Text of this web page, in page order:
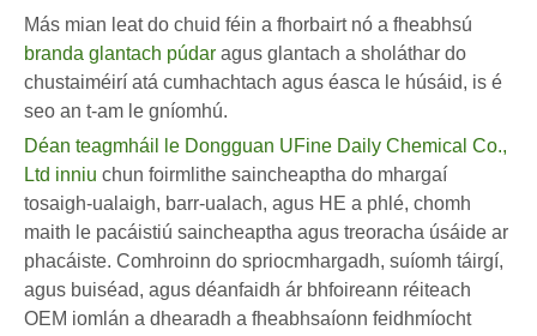
Más mian leat do chuid féin a fhorbairt nó a fheabhsú
branda glantach púdar agus glantach a sholáthar do
chustaiméirí atá cumhachtach agus éasca le húsáid, is é
seo an t-am le gníomhú.
Déan teagmháil le Dongguan UFine Daily Chemical Co.,
Ltd inniu chun foirmlithe saincheaptha do mhargaí
tosaigh-ualaigh, barr-ualach, agus HE a phlé, chomh
maith le pacáistiú saincheaptha agus treoracha úsáide ar
phacáiste. Comhroinn do spriocmhargadh, suíomh táirgí,
agus buiséad, agus déanfaidh ár bhfoireann réiteach
OEM iomlán a dhearadh a fheabhsaíonn feidhmíocht